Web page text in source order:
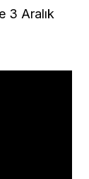
3 Aralık